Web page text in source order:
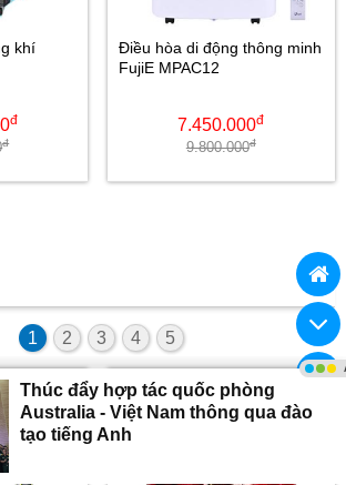
khí
đ
đ
Điều hòa di động thông minh
FujiE MPAC12
7.450.000đ
9.800.000đ
1 2 3 4 5